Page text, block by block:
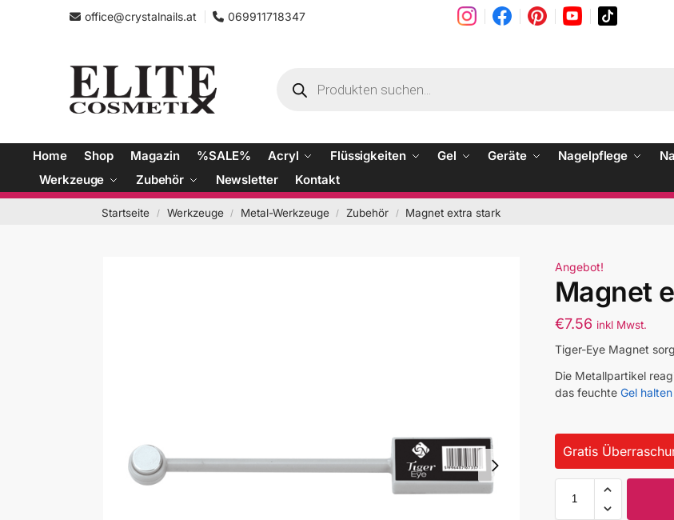
office@crystalnails.at 069911718347
Home Shop Magazin %SALE% Acryl Flüssigkeiten Gel Geräte Nagelpflege
Werkzeuge
Zubehör Newsletter Kontakt
Startseite / Werkzeuge / Metal-Werkzeuge / Zubehör / Magnet extra stark
Angebot!
Magnet
€7.56 inkl Mwst.
Tiger-Eye Magnet
Die Metallpartikel
das feuchte Gel
Gratis